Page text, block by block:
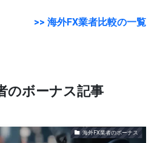
>> 海外FX業者比較の一覧
のボーナス記事
海外FX業者のボーナス